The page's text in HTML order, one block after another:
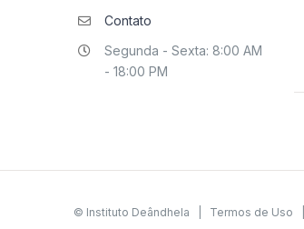
Contato
Segunda - Sexta: 8:00 AM
- 18:00 PM
© Instituto Deândhela | Termos de Uso